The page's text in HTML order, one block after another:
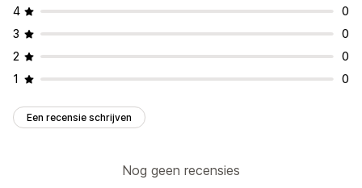
4
0
3
0
2
0
1
0
Een recensie schrijven
Nog geen recensies